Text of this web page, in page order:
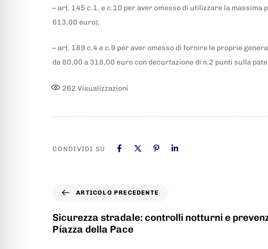
– art. 145 c.1. e c.10 per aver omesso di utilizzare la massima
613,00 euro);
– art. 189 c.4 e c.9 per aver omesso di fornire le proprie
da 80,00 a 318,00 euro con decurtazione di n.2 punti sulla
262 Visualizzazioni
CONDIVIDI SU
ARTICOLO PRECEDENTE
Sicurezza stradale: controlli notturni e
Piazza della Pace